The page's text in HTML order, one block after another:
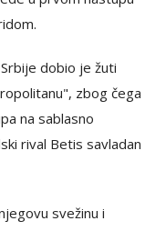
dobio je žuti
zbog čega
na sablasno
rival Betis savladan
svežinu i